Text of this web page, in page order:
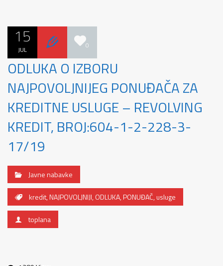
15
JUL 0
ODLUKA O IZBORU
NAJPOVOLJNIJEG PONUĐAČA ZA
KREDITNE USLUGE – REVOLVING
KREDIT, BROJ:604-1-2-228-3-
17/19
Javne nabavke
kredit,NAJPOVOLJNIJI,ODLUKA,PONUĐAČ,usluge
toplana